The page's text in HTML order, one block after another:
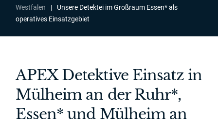
Westfalen
|
Unsere Detektei im Großraum Essen* als
operatives Einsatzgebiet
APEX Detektive Einsatz in
Mülheim an der Ruhr*,
Essen* und Mülheim an